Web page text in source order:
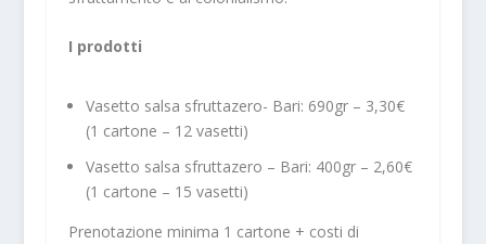
I prodotti
Vasetto salsa sfruttazero- Bari: 690gr – 3,30€
(1 cartone – 12 vasetti)
Vasetto salsa sfruttazero – Bari: 400gr – 2,60€
(1 cartone – 15 vasetti)
Prenotazione minima 1 cartone + costi di